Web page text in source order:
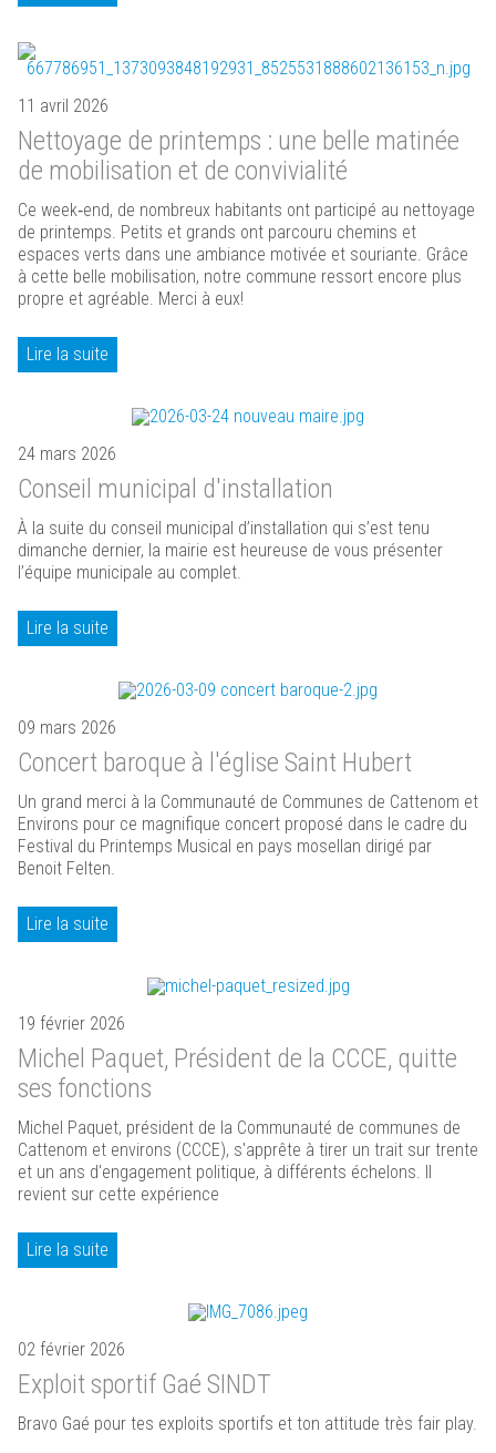
11 avril 2026
Nettoyage de printemps : une belle matinée
de mobilisation et de convivialité
Ce week‑end, de nombreux habitants ont participé au nettoyage
de printemps. Petits et grands ont parcouru chemins et
espaces verts dans une ambiance motivée et souriante. Grâce
à cette belle mobilisation, notre commune ressort encore plus
propre et agréable. Merci à eux!
Lire la suite
24 mars 2026
Conseil municipal d'installation
À la suite du conseil municipal d’installation qui s’est tenu
dimanche dernier, la mairie est heureuse de vous présenter
l’équipe municipale au complet.
Lire la suite
09 mars 2026
Concert baroque à l'église Saint Hubert
Un grand merci à la Communauté de Communes de Cattenom et
Environs pour ce magnifique concert proposé dans le cadre du
Festival du Printemps Musical en pays mosellan dirigé par
Benoit Felten.
Lire la suite
19 février 2026
Michel Paquet, Président de la CCCE, quitte
ses fonctions
Michel Paquet, président de la Communauté de communes de
Cattenom et environs (CCCE), s'apprête à tirer un trait sur trente
et un ans d'engagement politique, à différents échelons. Il
revient sur cette expérience
Lire la suite
02 février 2026
Exploit sportif Gaé SINDT
Bravo Gaé pour tes exploits sportifs et ton attitude très fair play.